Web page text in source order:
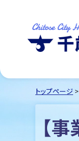
トップページ >
【